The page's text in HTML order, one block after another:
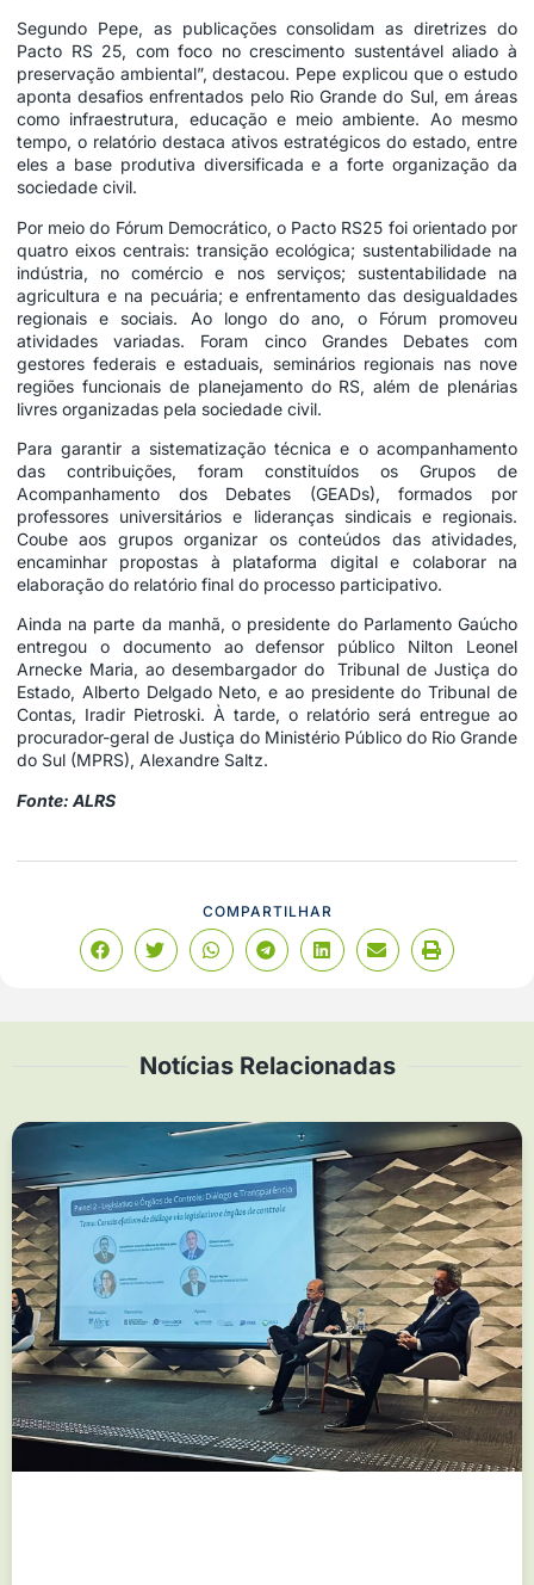
Segundo Pepe, as publicações consolidam as diretrizes do
Pacto RS 25, com foco no crescimento sustentável aliado à
preservação ambiental”, destacou. Pepe explicou que o estudo
aponta desafios enfrentados pelo Rio Grande do Sul, em áreas
como infraestrutura, educação e meio ambiente. Ao mesmo
tempo, o relatório destaca ativos estratégicos do estado, entre
eles a base produtiva diversificada e a forte organização da
sociedade civil.
Por meio do Fórum Democrático, o Pacto RS25 foi orientado por
quatro eixos centrais: transição ecológica; sustentabilidade na
indústria, no comércio e nos serviços; sustentabilidade na
agricultura e na pecuária; e enfrentamento das desigualdades
regionais e sociais. Ao longo do ano, o Fórum promoveu
atividades variadas. Foram cinco Grandes Debates com
gestores federais e estaduais, seminários regionais nas nove
regiões funcionais de planejamento do RS, além de plenárias
livres organizadas pela sociedade civil.
Para garantir a sistematização técnica e o acompanhamento
das contribuições, foram constituídos os Grupos de
Acompanhamento dos Debates (GEADs), formados por
professores universitários e lideranças sindicais e regionais.
Coube aos grupos organizar os conteúdos das atividades,
encaminhar propostas à plataforma digital e colaborar na
elaboração do relatório final do processo participativo.
Ainda na parte da manhã, o presidente do Parlamento Gaúcho
entregou o documento ao defensor público Nilton Leonel
Arnecke Maria, ao desembargador do Tribunal de Justiça do
Estado, Alberto Delgado Neto, e ao presidente do Tribunal de
Contas, Iradir Pietroski. À tarde, o relatório será entregue ao
procurador-geral de Justiça do Ministério Público do Rio Grande
do Sul (MPRS), Alexandre Saltz.
Fonte: ALRS
COMPARTILHAR
Notícias Relacionadas